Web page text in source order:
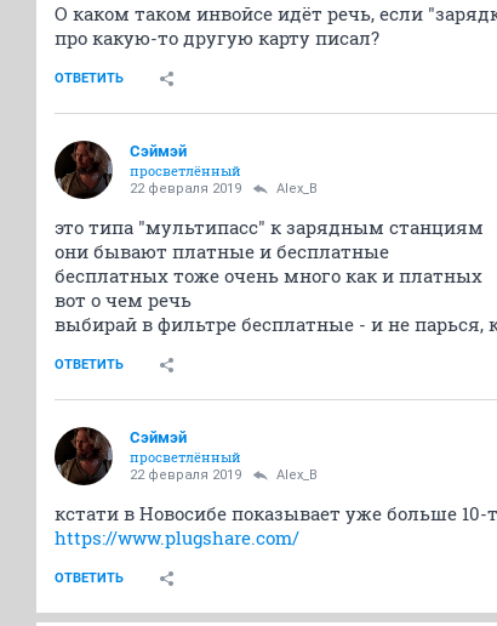
О каком таком инвойсе идёт речь, если
про какую-то другую карту писал?
ОТВЕТИТЬ
Сэймэй
просветлённый
22 февраля 2019 Alex_B
это типа "мультипасс" к зарядным станциям
они бывают платные и бесплатные
бесплатных тоже очень много как и платных
вот о чем речь
выбирай в фильтре бесплатные - и не
ОТВЕТИТЬ
Сэймэй
просветлённый
22 февраля 2019 Alex_B
кстати в Новосибе показывает уже больше 10-
https://www.plugshare.com/
ОТВЕТИТЬ